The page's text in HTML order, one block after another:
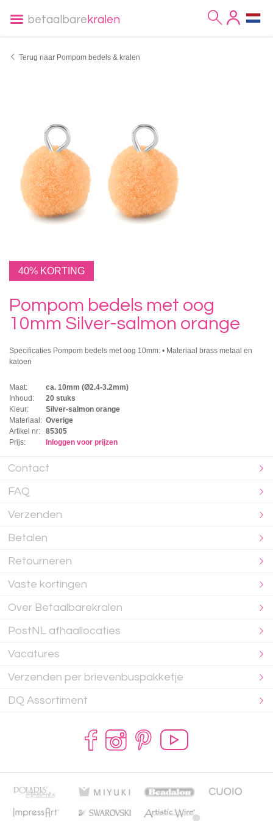
betaalbare kralen
Terug naar Pompom bedels & kralen
40% KORTING
Pompom bedels met oog
10mm Silver-salmon orange
Specificaties Pompom bedels met oog 10mm: • Materiaal brass metaal en
katoen
Maat:
ca. 10mm (Ø2.4-3.2mm)
Inhoud:
20 stuks
Kleur:
Silver-salmon orange
Materiaal: Overige
Artikel nr:
85305
Prijs:
Inloggen voor prijzen
Contact
FAQ
Verzenden
Betalen
Retourneren
Vaste kortingen
Over Betaalbarekralen
PostNL afhaallocaties
Vacatures
Verzenden per brievenbuspakketje
DQ Assortiment